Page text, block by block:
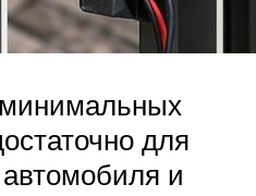
для
автомобиля и